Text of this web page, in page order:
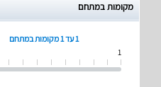
מקומות במתחם
1 עד 1
מקומות במתחם
1